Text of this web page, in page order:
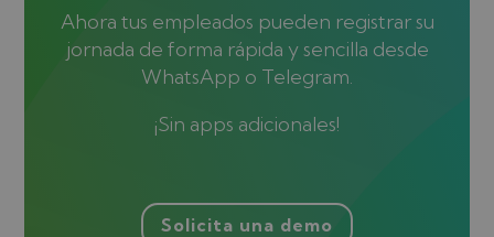
Ahora tus empleados pueden registrar su
jornada de forma rápida y sencilla desde
WhatsApp o Telegram.
¡Sin apps adicionales!
Solicita una demo